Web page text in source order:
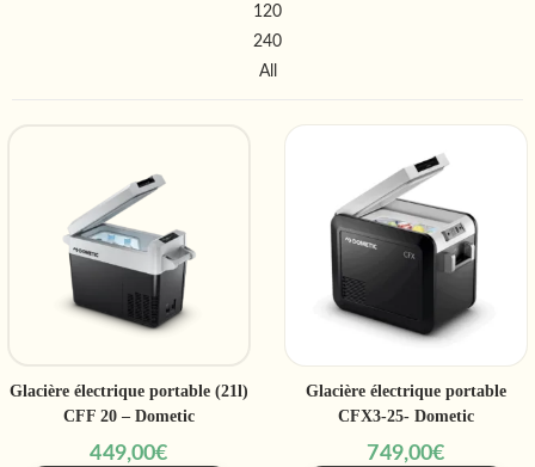
120
240
All
Glacière électrique portable (21l)
CFF 20 – Dometic
449,00€
Glacière électrique portable
CFX3-25- Dometic
749,00€